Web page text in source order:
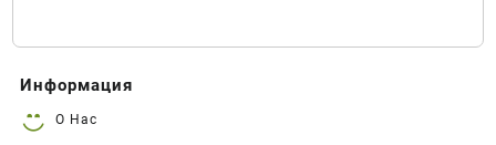
Информация
О Нас